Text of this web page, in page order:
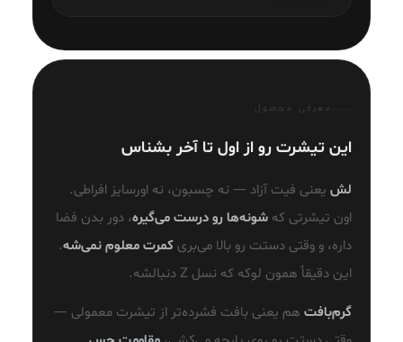
معرفی محصول
این تیشرت رو از اول تا آخر بشناس
لش یعنی فیت آزاد — نه چسبون، نه اورسایز افراطی.
اون تیشرتی که شونه‌ها رو درست می‌گیره، دور بدن فضا
داره، و وقتی دستت رو بالا می‌بری کمرت معلوم نمی‌شه.
این دقیقاً همون لوکه که نسل Z دنبالشه.
گرم‌بافت هم یعنی بافت فشرده‌تر از تیشرت معمولی —